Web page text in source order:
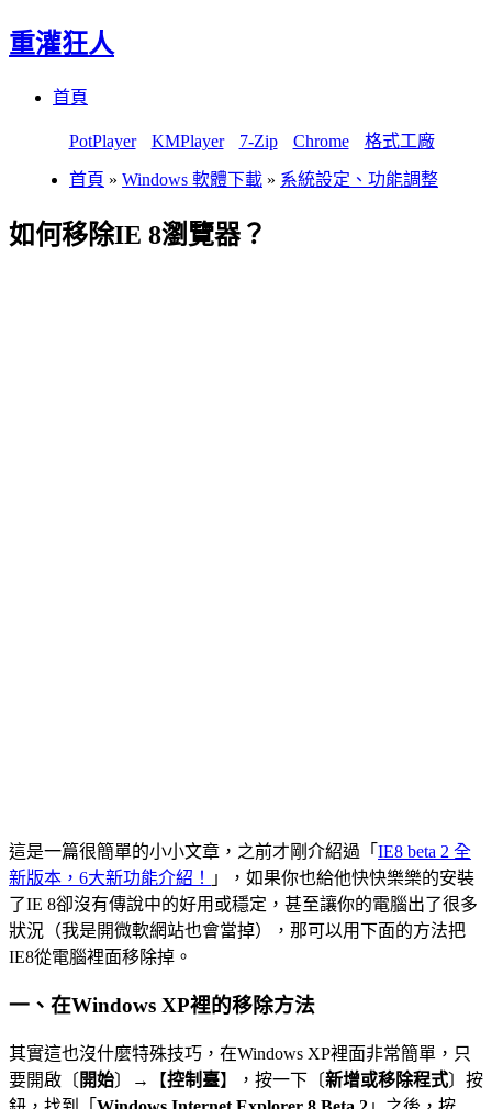
重灌狂人
首頁
PotPlayer KMPlayer 7-Zip Chrome 格式工廠
首頁 » Windows 軟體下載 » 系統設定、功能調整
如何移除IE 8瀏覽器？
這是一篇很簡單的小小文章，之前才剛介紹過「 IE8 beta 2 全
新版本，6大新功能介紹！
」，如果你也給他快快樂樂的安裝
了IE 8卻沒有傳說中的好用或穩定，甚至讓你的電腦出了很多
狀況（我是開微軟網站也會當掉），那可以用下面的方法把
IE8從電腦裡面移除掉。
一、在Windows XP裡的移除方法
其實這也沒什麼特殊技巧，在Windows XP裡面非常簡單，只
要開啟〔 開始〕→【控制臺】，按一下〔新增或移除程式〕按